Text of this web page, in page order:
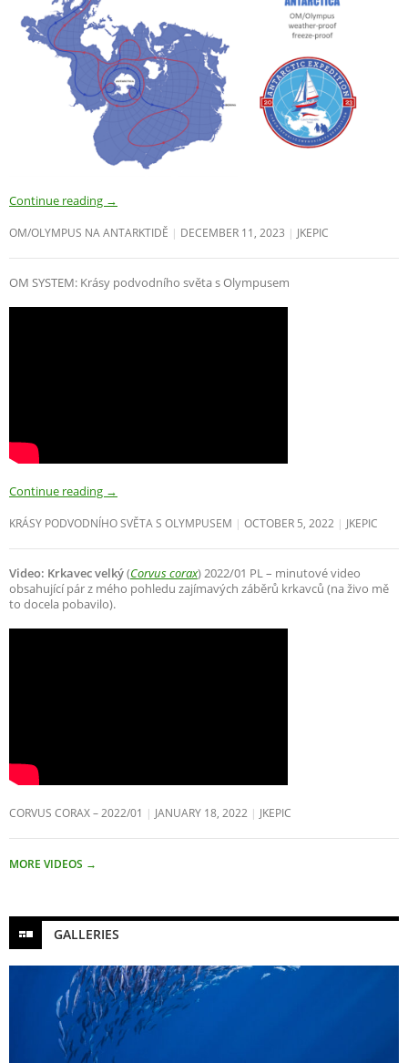
Continue reading →
OM/OLYMPUS NA ANTARKTIDĚ DECEMBER 11, 2023 JKEPIC
OM SYSTEM: Krásy podvodního světa s Olympusem
Continue reading →
KRÁSY PODVODNÍHO SVĚTA S OLYMPUSEM OCTOBER 5, 2022 JKEPIC
Video: Krkavec velký(Corvus corax) 2022/01 PL – minutové video
obsahující pár z mého pohledu zajímavých záběrů krkavců (na živo mě
to docela pobavilo).
CORVUS CORAX – 2022/01 JANUARY 18, 2022 JKEPIC
MORE VIDEOS →
GALLERIES